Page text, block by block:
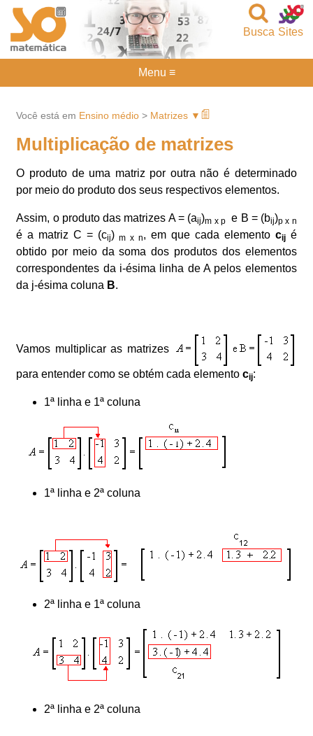
Sites
Busca
Você está em Ensino médio > Matrizes ▼
Multiplicação de matrizes
O produto de uma matriz por outra não é determinado
por meio do produto dos seus respectivos elementos.
Assim, o produto das matrizes A = (aij)m x p e B = (bij)p x n
é a matriz C = (cij) m x n, em que cada elemento cij é
obtido por meio da soma dos produtos dos elementos
correspondentes da i-ésima linha de A pelos elementos
da j-ésima coluna B.
Vamos multiplicar as matrizes
para entender como se obtém cada elementocij:
1ª linha e 1ª coluna
1ª linha e 2ª coluna
2ª linha e 1ª coluna
2ª linha e 2ª coluna